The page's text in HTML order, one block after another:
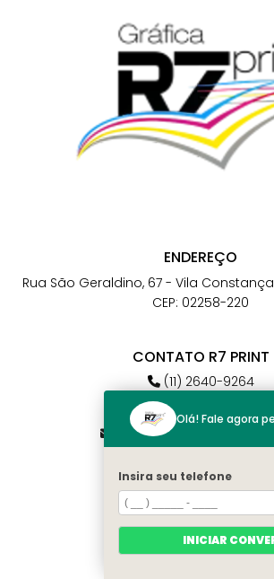
ENDEREÇO
Rua São Geraldino, 67 - Vila
CEP: 02258-220
CONTATO R7 PRINT
(11) 2640-9264
(11) 98784-6664
MENU
Home
Quem somos
Contato
Olá! Fale agora
Insira seu telefone
INICIAR